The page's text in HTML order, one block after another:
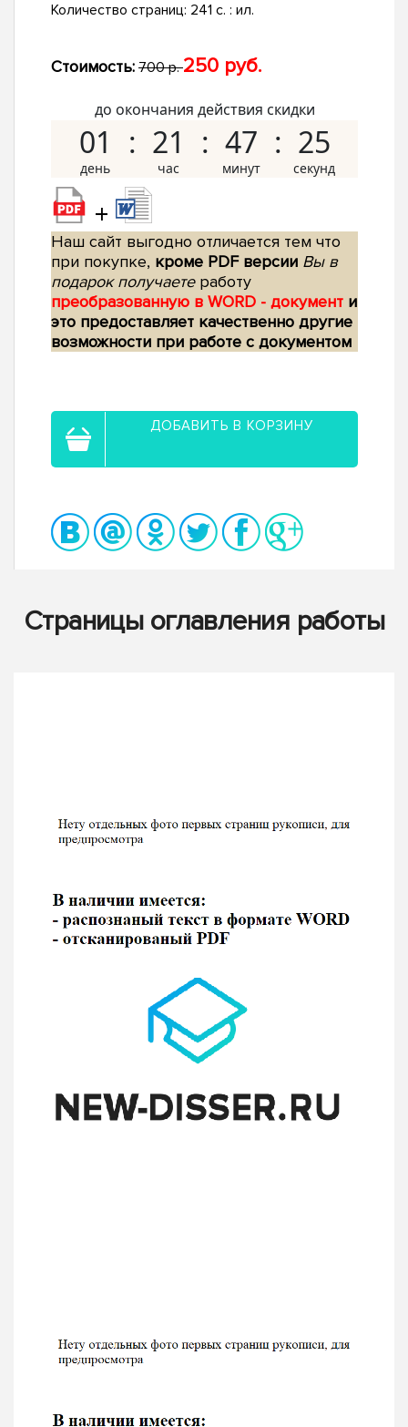
Количество страниц: 241 с. : ил.
Стоимость: 700 р.250 руб.
до окончания действия скидки
01 21 47 24
+
Наш сайт выгодно отличается тем что
при покупке, кроме PDF версии Вы в
подарок получаетеработу
преобразованную в WORD - документ и
это предоставляет качественно другие
возможности при работе с документом
ДОБАВИТЬ В КОРЗИНУ
Страницы оглавления работы